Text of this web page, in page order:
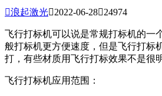
浪起激光2022-06-2824974
飞行打标机可以说是常规打标机的一
般打标机更方便速度，但是飞行打标
打，有些材质用飞行打标效果不是很
飞行打标机应用范围：